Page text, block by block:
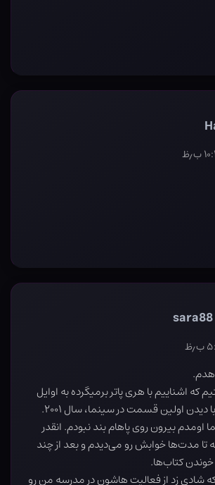
sara88
هدم.
اشناییم با هری پاتر برمیگرده به اوایل
دهه هشتاد. اونم با دیدن اولین قسمت در سینما، سال ۲۰۰۱.
اومدم بیرون روی پاهام بند نبودم. انقدر
تا مدت‌ها خوابش رو می‌دیدم و بعد از چند
کتاب‌ها.
زد از فعالیت هاشون در مدرسه من رو